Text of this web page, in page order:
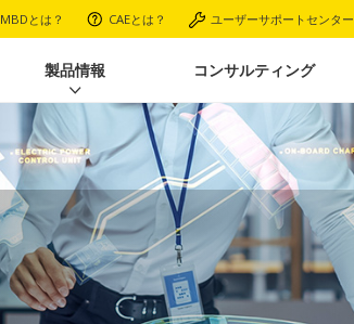
MBDとは？ CAEとは？ ユーザーサポートセンター
製品情報 コンサルティング